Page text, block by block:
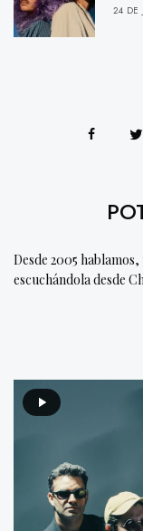
24 DE
Desde 2005
escuchándola desde